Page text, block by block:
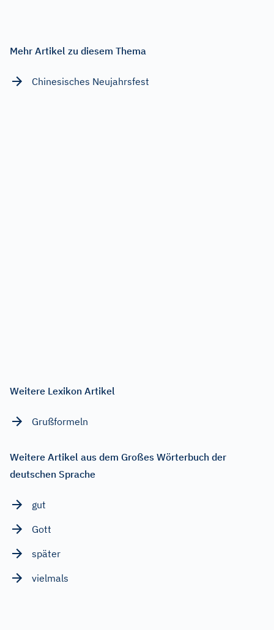
Mehr Artikel zu diesem Thema
Chinesisches Neujahrsfest
Weitere Lexikon Artikel
Grußformeln
Weitere Artikel aus dem Großes Wörterbuch der
deutschen Sprache
gut
Gott
später
vielmals